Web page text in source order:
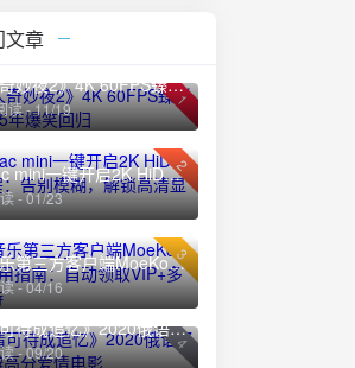
文章
1
《喜人奇妙夜2》4K 60FPS臻彩版：2025年爆笑回归
读 - 11/19
2
M4 Mac mini一键开启2K HiDPI终极教程：告别模糊，解锁高清显示！
- 01/23
3
酷狗音乐第三方客户端MoeKoe Music使用指南：自动领取VIP+多平台支持
- 04/16
4
《此情可待成追忆》2020俄语经典：豆瓣高分爱情电影
- 09/20